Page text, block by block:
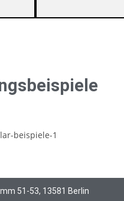
51-53, 13581 Berlin